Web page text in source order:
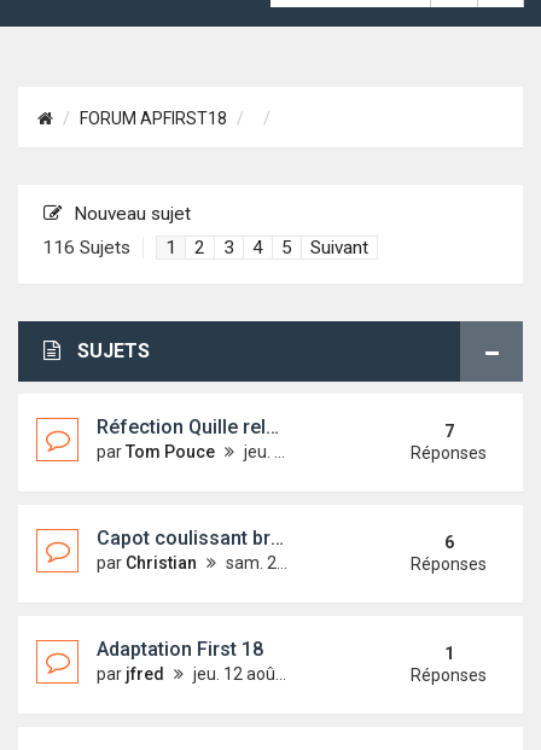
FORUM APFIRST18
Nouveau sujet
116 Sujets
1 2 3 4 5 Suivant
SUJETS
Réfection Quille relevable
parTom Pouce jeu. 15 juin 2017 01:24
7
Réponses
Capot coulissant bruyant
par Christian sam. 29 sept. 2018 15:18
6
Réponses
Adaptation First 18
par jfred jeu. 12 août 2021 18:02
1
Réponses